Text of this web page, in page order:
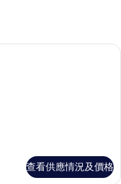
查看供應情況及價格